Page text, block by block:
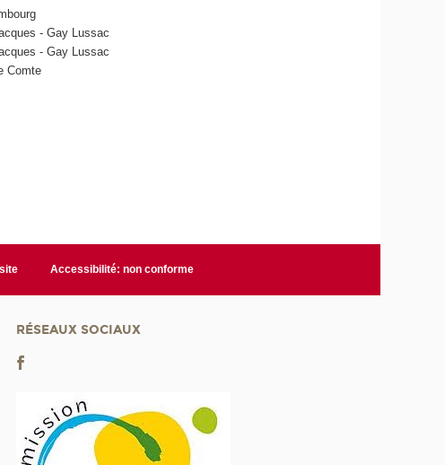
- Gay Lussac
- Gay Lussac
Comte
Accessibilité: non conforme
RÉSEAUX SOCIAUX